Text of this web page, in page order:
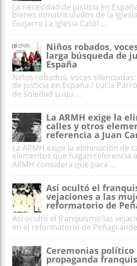
La necesidad de justicia en
bienes inmatriculados de la
Guijarro La Iglesia Catól ...
Niños robados,
larga búsqueda de
España
Niños robados, voces
de justicia en España / Lucía
de Soledad Luqu ...
La ARMH exige la
calles y otros
referencia a Juan
La ARMH exige la eliminación de
elementos que hagan referencia
ARMH considera que para ...
Así ocultó el
vejaciones a las
reformatorio de
Así ocultó el franquismo las
en el reformatorio de
Ceremonias político
propaganda